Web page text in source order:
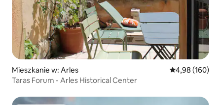
Mieszkanie w: Arles Średnia
4,98 (160)
Taras Forum - Arles Historical Center